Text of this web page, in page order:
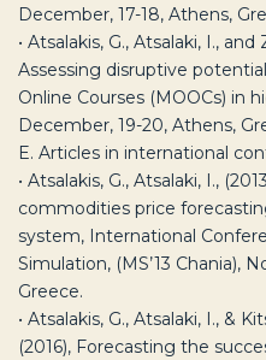
December, 17-18, Athens,
• Atsalakis, G., Atsalaki, I.,
Assessing disruptive
Online Courses (MOOCs) in
December, 19-20, Athens,
E. Articles in international
• Atsalakis, G., Atsalaki, I.,
commodities price
system, International
Simulation, (MS’13 Chania),
Greece.
• Atsalakis, G., Atsalaki, I., &
(2016), Forecasting the